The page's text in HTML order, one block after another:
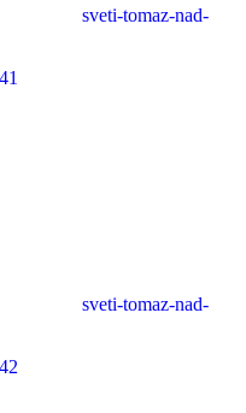
sveti-tomaz-nad-
sveti-tomaz-nad-